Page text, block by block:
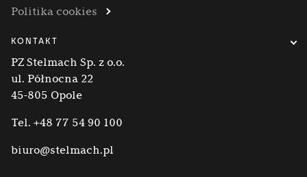
Politika cookies
KONTAKT
PZ Stelmach Sp. z o.o.
ul. Północna 22
45-805 Opole
Tel. +48 77 54 90 100
biuro@stelmach.pl